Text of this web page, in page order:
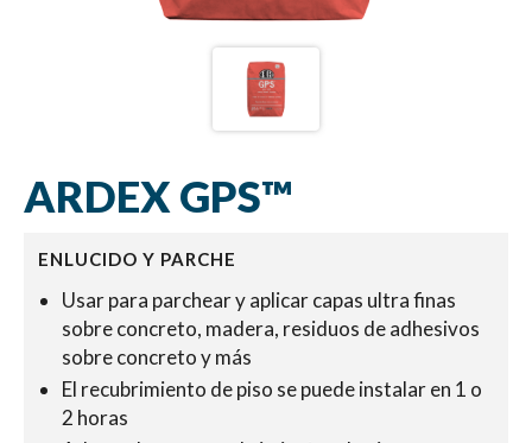
ARDEX GPS™
ENLUCIDO Y PARCHE
Usar para parchear y aplicar capas ultra finas
sobre concreto, madera, residuos de adhesivos
sobre concreto y más
El recubrimiento de piso se puede instalar en 1 o
2 horas